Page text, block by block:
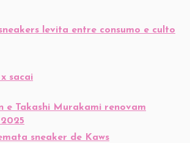
levita entre consumo e culto
sacai
e Takashi Murakami renovam
sneaker de Kaws